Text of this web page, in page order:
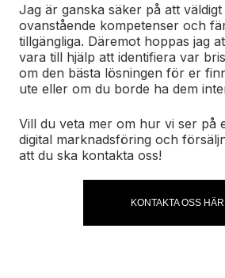
Jag är ganska säker på att
ovanstående kompetenser och
tillgängliga. Däremot hoppas jag
vara till hjälp att identifiera var
om den bästa lösningen för er
ute eller om du borde ha dem
Vill du veta mer om hur vi ser på
digital marknadsföring och
att du ska kontakta oss!
KONTAKTA OSS HÄR